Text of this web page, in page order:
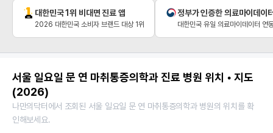
대한민국 1위 비대면 진료 앱
2026 대한민국 소비자 브랜드 대상 1위
정부가 인증한 의료마이데이
대한민국 유일 의료마이데이터 연
서울 일요일 문 연 마취통증의학과 진료 병원 위치 • 지도
(2026)
나만의닥터에서 조회된 서울 일요일 문 연 마취통증의학과 병원의 위치를 확
인해보세요.